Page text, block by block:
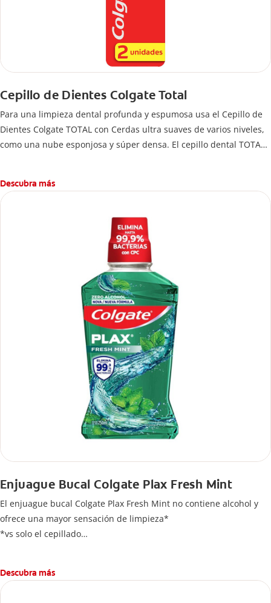
Cepillo de Dientes Colgate Total
Para una limpieza dental profunda y espumosa usa el Cepillo de
Dientes Colgate TOTAL con Cerdas ultra suaves de varios niveles,
como una nube esponjosa y súper densa. El cepillo dental TOTAL
Descubra más
Enjuague Bucal Colgate Plax Fresh Mint
El enjuague bucal Colgate Plax Fresh Mint no contiene alcohol y
ofrece una mayor sensación de limpieza*
*vs solo el cepillado
**Ayuda a reducir hasta el 99,9% del total de bacterias
anaerobias cultivables. Producto cosmético sin acción terapéutica.
Descubra más